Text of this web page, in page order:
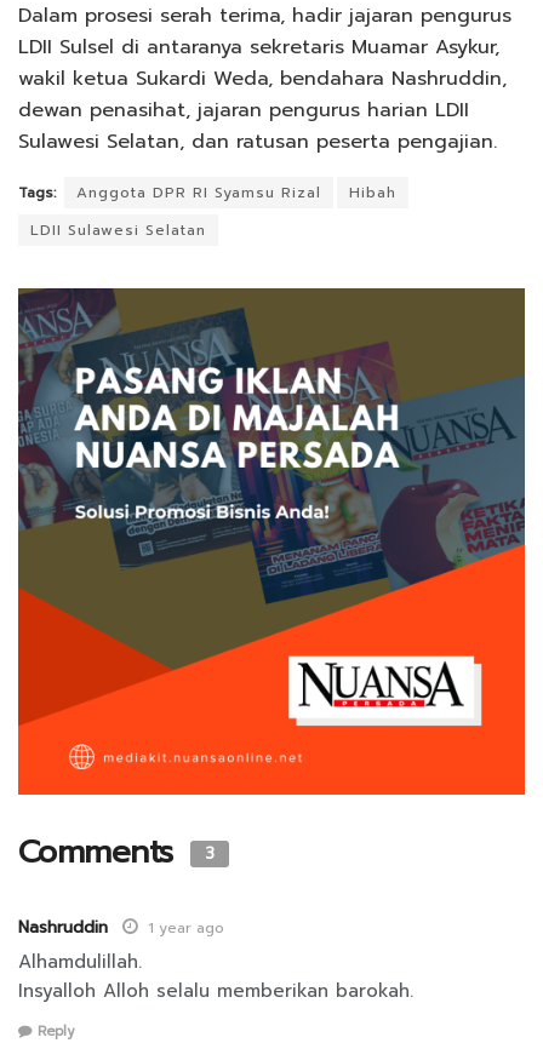
Dalam prosesi serah terima, hadir jajaran pengurus
LDII Sulsel di antaranya sekretaris Muamar Asykur,
wakil ketua Sukardi Weda, bendahara Nashruddin,
dewan penasihat, jajaran pengurus harian LDII
Sulawesi Selatan, dan ratusan peserta pengajian.
Tags: Anggota DPR RI Syamsu Rizal
Hibah
LDII Sulawesi Selatan
Comments 3
Nashruddin 1 year ago
Alhamdulillah.
Insyalloh Alloh selalu memberikan barokah.
Reply